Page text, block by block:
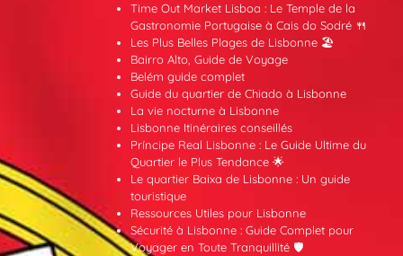
Time Out Market Lisboa : Le Temple de la
Gastronomie Portugaise à Cais do Sodré 🍴
Les Plus Belles Plages de Lisbonne 🏖️
Bairro Alto, Guide de Voyage
Belém guide complet
Guide du quartier de Chiado à Lisbonne
La vie nocturne à Lisbonne
Lisbonne Itinéraires conseillés
Príncipe Real Lisbonne : Le Guide Ultime du
Quartier le Plus Tendance 🌟
Le quartier Baixa de Lisbonne : Un guide
touristique
Ressources Utiles pour Lisbonne
Sécurité à Lisbonne : Guide Complet pour
Voyager en Toute Tranquillité 🛡️